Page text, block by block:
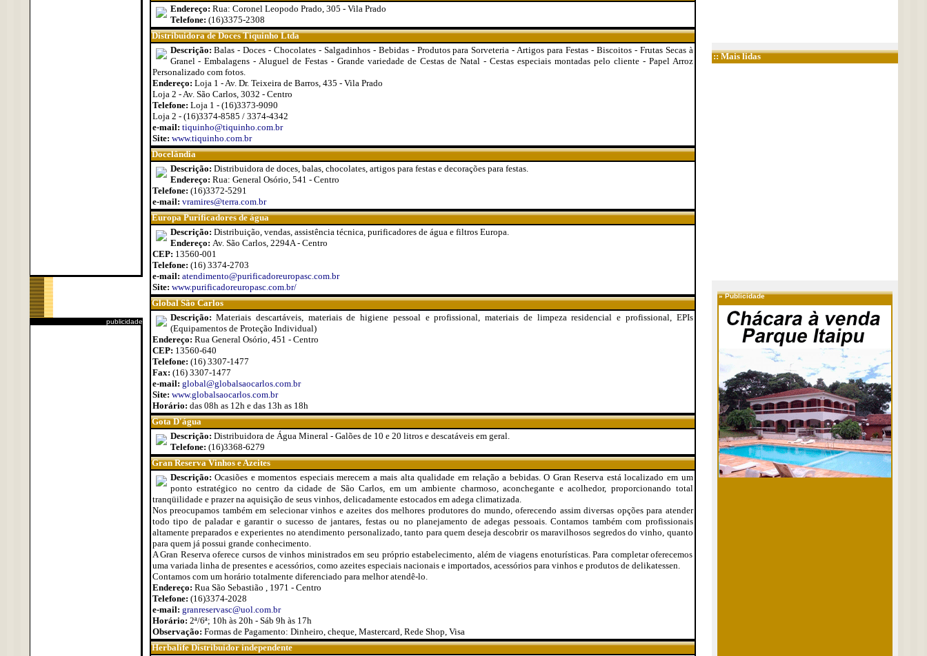
publicidade
Endereço: Rua: Coronel Leopodo Prado, 305 - Vila Prado
Telefone: (16)3375-2308
Distribuidora de Doces Tiquinho Ltda
Descrição:Balas - Doces - Chocolates - Salgadinhos - Bebidas - Produtos para Sorveteria - Artigos para Festas - Biscoitos - Frutas Secas à
Granel - Embalagens - Aluguel de Festas - Grande variedade de Cestas de Natal - Cestas especiais montadas pelo cliente - Papel Arroz
Personalizado com fotos.
Endereço: Loja 1 - Av. Dr. Teixeira de Barros, 435 - Vila Prado
Loja 2 - Av. São Carlos, 3032 - Centro
Telefone: Loja 1 - (16)3373-9090
Loja 2 - (16)3374-8585 / 3374-4342
e-mail: tiquinho@tiquinho.com.br
Site: www.tiquinho.com.br
Docelândia
Descrição: Distribuidora de doces, balas, chocolates, artigos para festas e decorações para festas.
Endereço: Rua: General Osório, 541 - Centro
Telefone: (16)3372-5291
e-mail: vramires@terra.com.br
Europa Purificadores de água
Descrição: Distribuição, vendas, assistência técnica, purificadores de água e filtros Europa.
Endereço: Av. São Carlos, 2294A - Centro
CEP: 13560-001
Telefone: (16) 3374-2703
e-mail: atendimento@purificadoreuropasc.com.br
Site: www.purificadoreuropasc.com.br/
Global São Carlos
Descrição:Materiais descartáveis, materiais de higiene pessoal e profissional, materiais de limpeza residencial e profissional, EPIs
(Equipamentos de Proteção Individual)
Endereço: Rua General Osório, 451 - Centro
CEP: 13560-640
Telefone: (16) 3307-1477
Fax: (16) 3307-1477
e-mail: global@globalsaocarlos.com.br
Site: www.globalsaocarlos.com.br
Horário: das 08h as 12h e das 13h as 18h
Gota D'água
Descrição: Distribuidora de Água Mineral - Galões de 10 e 20 litros e descatáveis em geral.
Telefone: (16)3368-6279
Gran Reserva Vinhos e Azeites
Descrição:Ocasiões e momentos especiais merecem a mais alta qualidade em relação a bebidas. O Gran Reserva está localizado em um
ponto estratégico no centro da cidade de São Carlos, em um ambiente charmoso, aconchegante e acolhedor, proporcionando total
tranqüilidade e prazer na aquisição de seus vinhos, delicadamente estocados em adega climatizada.
Nos preocupamos também em selecionar vinhos e azeites dos melhores produtores do mundo, oferecendo assim diversas opções para atender
todo tipo de paladar e garantir o sucesso de jantares, festas ou no planejamento de adegas pessoais. Contamos também com profissionais
altamente preparados e experientes no atendimento personalizado, tanto para quem deseja descobrir os maravilhosos segredos do vinho, quanto
para quem já possui grande conhecimento.
A Gran Reserva oferece cursos de vinhos ministrados em seu próprio estabelecimento, além de viagens enoturísticas. Para completar oferecemos
uma variada linha de presentes e acessórios, como azeites especiais nacionais e importados, acessórios para vinhos e produtos de delikatessen.
Contamos com um horário totalmente diferenciado para melhor atendê-lo.
Endereço: Rua São Sebastião , 1971 - Centro
Telefone: (16)3374-2028
e-mail: granreservasc@uol.com.br
Horário: 2ª/6ª; 10h às 20h - Sáb 9h às 17h
Observação: Formas de Pagamento: Dinheiro, cheque, Mastercard, Rede Shop, Visa
Herbalife Distribuidor independente
:: Mais lidas
»Publicidade